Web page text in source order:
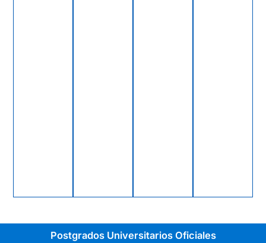
Postgrados Universitarios Oficiales